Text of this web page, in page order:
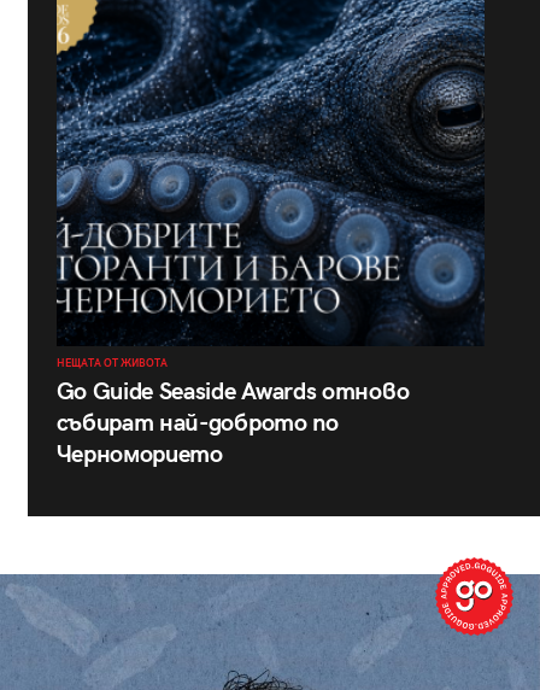
НЕЩАТА ОТ ЖИВОТА
Go Guide Seaside Awards отново
събират най-доброто по
Черноморието